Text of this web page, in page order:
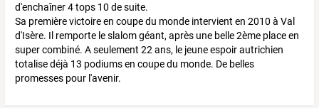
d'enchaîner 4 tops 10 de suite.
Sa première victoire en coupe du monde intervient en 2010 à Val
d'Isère. Il remporte le slalom géant, après une belle 2ème place en
super combiné. A seulement 22 ans, le jeune espoir autrichien
totalise déjà 13 podiums en coupe du monde. De belles
promesses pour l'avenir.